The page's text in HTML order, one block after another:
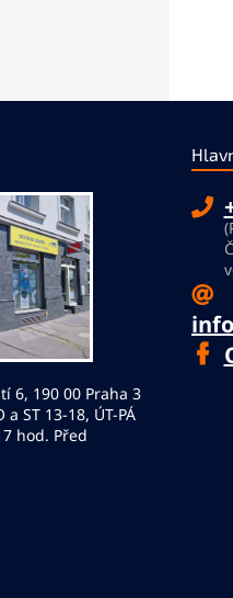
6, 190 00 Praha 3
a ST 13-18, ÚT-PÁ
hod. Před